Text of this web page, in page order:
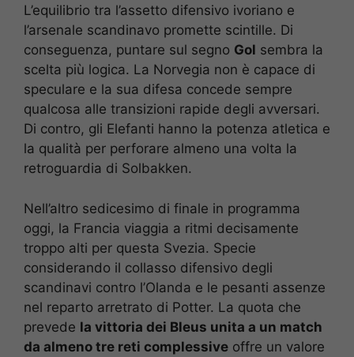
L’equilibrio tra l’assetto difensivo ivoriano e
l’arsenale scandinavo promette scintille. Di
conseguenza, puntare sul segno Gol sembra la
scelta più logica. La Norvegia non è capace di
speculare e la sua difesa concede sempre
qualcosa alle transizioni rapide degli avversari.
Di contro, gli Elefanti hanno la potenza atletica e
la qualità per perforare almeno una volta la
retroguardia di Solbakken.
Nell’altro sedicesimo di finale in programma
oggi, la Francia viaggia a ritmi decisamente
troppo alti per questa Svezia. Specie
considerando il collasso difensivo degli
scandinavi contro l’Olanda e le pesanti assenze
nel reparto arretrato di Potter. La quota che
prevede la vittoria dei Bleus unita a un match
da almeno tre reti complessive offre un valore